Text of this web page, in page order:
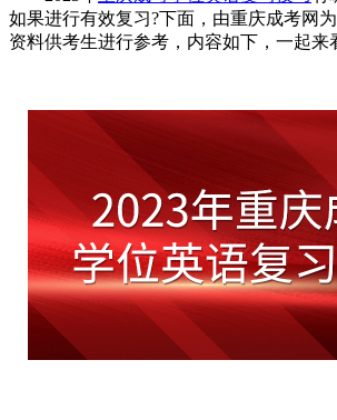
如果进行有效复习?下面，由重庆成考网
资料供考生进行参考，内容如下，一起来